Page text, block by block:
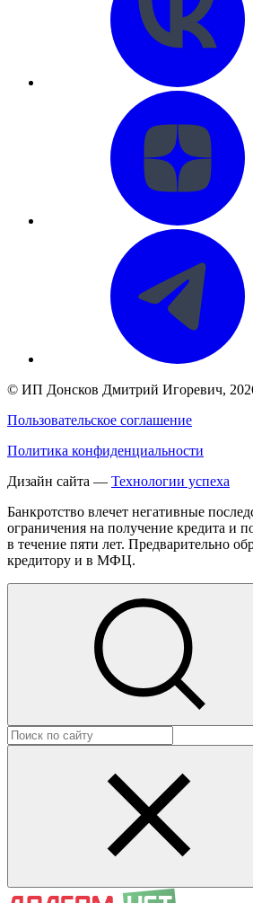
© ИП Донсков Дмитрий Игоревич,
Пользовательское соглашение
Политика конфиденциальности
Дизайн сайта — Технологии успеха
Банкротство влечет негативные
ограничения на получение кредита и
в течение пяти лет. Предварительно
кредитору и в МФЦ.